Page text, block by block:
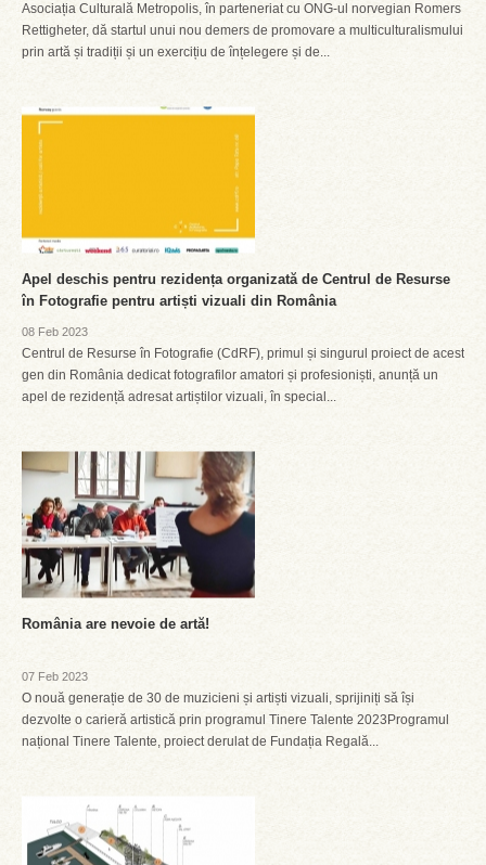
Asociația Culturală Metropolis, în parteneriat cu ONG-ul norvegian Romers
Rettigheter, dă startul unui nou demers de promovare a multiculturalismului
prin artă și tradiții și un exercițiu de înțelegere și de...
Apel deschis pentru rezidența organizată de Centrul de Resurse
în Fotografie pentru artiști vizuali din România
08 Feb 2023
Centrul de Resurse în Fotografie (CdRF), primul și singurul proiect de acest
gen din România dedicat fotografilor amatori și profesioniști, anunță un
apel de rezidență adresat artiștilor vizuali, în special...
România are nevoie de artă!
07 Feb 2023
O nouă generație de 30 de muzicieni și artiști vizuali, sprijiniți să își
dezvolte o carieră artistică prin programul Tinere Talente 2023Programul
național Tinere Talente, proiect derulat de Fundația Regală...